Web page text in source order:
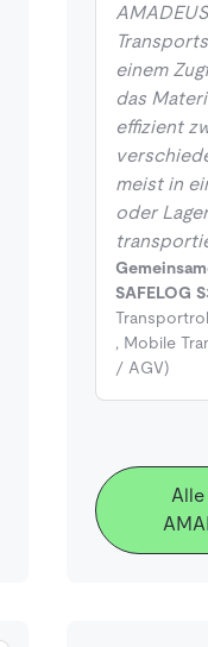
einem
das
effizient
meist in
oder
SAFELOG
, Mobile
/ AGV)
Alle